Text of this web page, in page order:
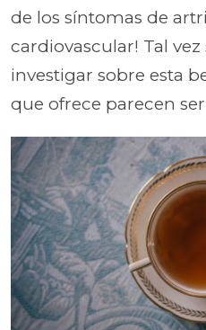
de los síntomas de
cardiovascular! Tal
investigar sobre esta
que ofrece parecen